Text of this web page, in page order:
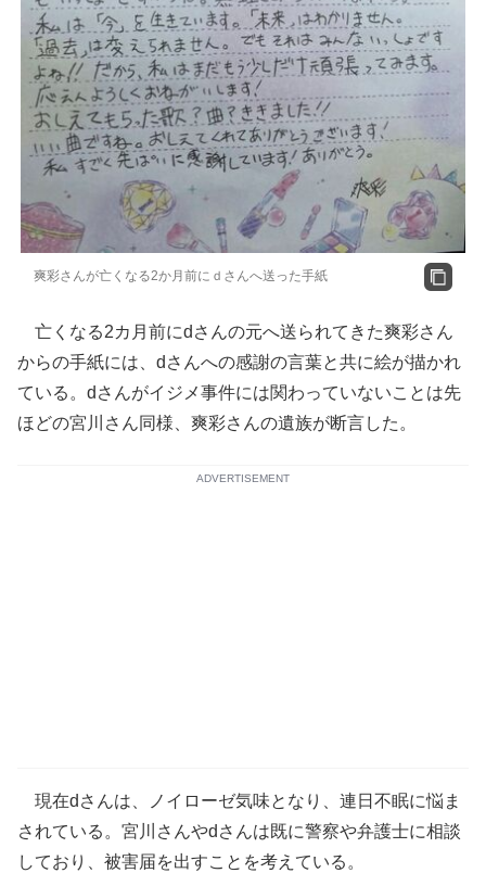
爽彩さんが亡くなる2か月前にｄさんへ送った手紙
亡くなる2カ月前にdさんの元へ送られてきた爽彩さん
からの手紙には、dさんへの感謝の言葉と共に絵が描かれ
ている。dさんがイジメ事件には関わっていないことは先
ほどの宮川さん同様、爽彩さんの遺族が断言した。
ADVERTISEMENT
現在dさんは、ノイローゼ気味となり、連日不眠に悩ま
されている。宮川さんやdさんは既に警察や弁護士に相談
しており、被害届を出すことを考えている。